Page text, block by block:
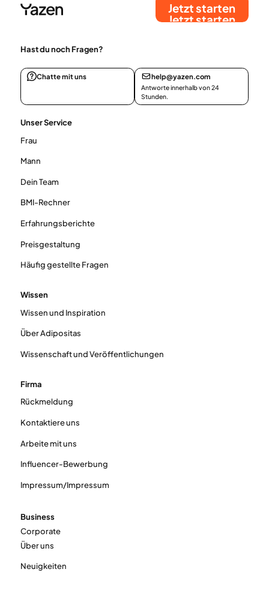
Jetzt starten
Jetzt starten
Hast du noch Fragen?
Chatte mit uns help@yazen.com
Antworte innerhalb von 24
Stunden.
Unser Service
Frau
Mann
Dein Team
BMI-Rechner
Erfahrungsberichte
Preisgestaltung
Häufig gestellte Fragen
Wissen
Wissen und Inspiration
Über Adipositas
Wissenschaft und Veröffentlichungen
Firma
Rückmeldung
Kontaktiere uns
Arbeite mit uns
Influencer-Bewerbung
Impressum/Impressum
Business
Corporate
Über uns
Neuigkeiten